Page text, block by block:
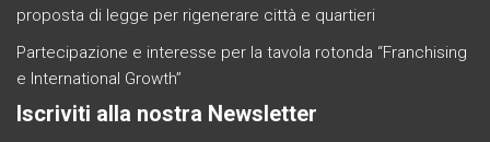
proposta di legge per rigenerare città e quartieri
Partecipazione e interesse per la tavola rotonda “Franchising
e International Growth”
Iscriviti alla nostra Newsletter